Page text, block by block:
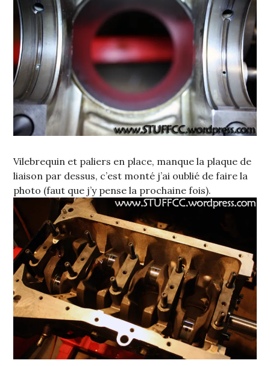
Vilebrequin et paliers en place, manque la plaque de
liaison par dessus, c’est monté j’ai oublié de faire la
photo (faut que j’y pense la prochaine fois).